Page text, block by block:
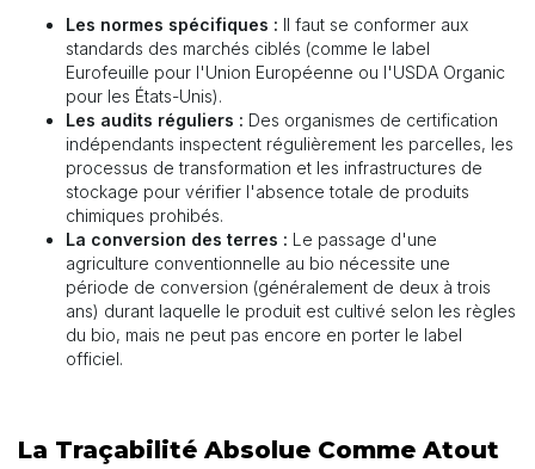
Les normes spécifiques : Il faut se conformer aux
standards des marchés ciblés (comme le label
Eurofeuille pour l'Union Européenne ou l'USDA Organic
pour les États-Unis).
Les audits réguliers : Des organismes de certification
indépendants inspectent régulièrement les parcelles, les
processus de transformation et les infrastructures de
stockage pour vérifier l'absence totale de produits
chimiques prohibés.
La conversion des terres : Le passage d'une
agriculture conventionnelle au bio nécessite une
période de conversion (généralement de deux à trois
ans) durant laquelle le produit est cultivé selon les règles
du bio, mais ne peut pas encore en porter le label
officiel.
La Traçabilité Absolue Comme Atout